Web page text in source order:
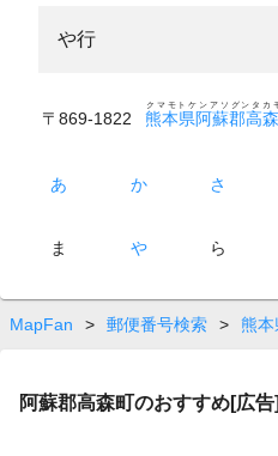
や行
〒869-1822 熊本県阿蘇郡高
クマモトケンアソグンタカ
あ か さ
ま や ら
MapFan > 郵便番号検索 > 熊本
阿蘇郡高森町のおすすめ[広